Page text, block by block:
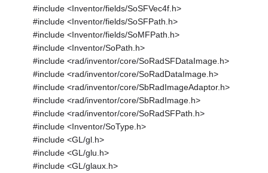
#include <Inventor/fields/SoSFVec4f.h>
#include <Inventor/fields/SoSFPath.h>
#include <Inventor/fields/SoMFPath.h>
#include <Inventor/SoPath.h>
#include <rad/inventor/core/SoRadSFDataImage.h>
#include <rad/inventor/core/SoRadDataImage.h>
#include <rad/inventor/core/SbRadImageAdaptor.h>
#include <rad/inventor/core/SbRadImage.h>
#include <rad/inventor/core/SoRadSFPath.h>
#include <Inventor/SoType.h>
#include <GL/gl.h>
#include <GL/glu.h>
#include <GL/glaux.h>